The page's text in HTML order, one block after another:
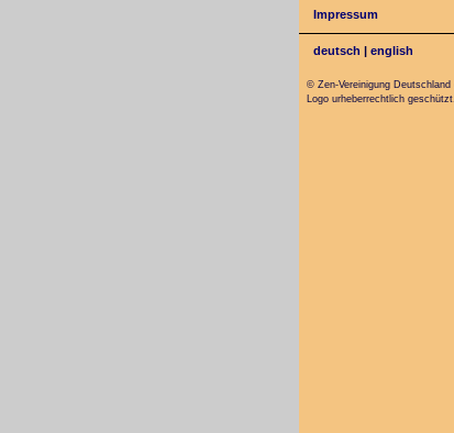
Impressum
deutsch |english
© Zen-Vereinigung
Logo urheberrechtlich geschützt.